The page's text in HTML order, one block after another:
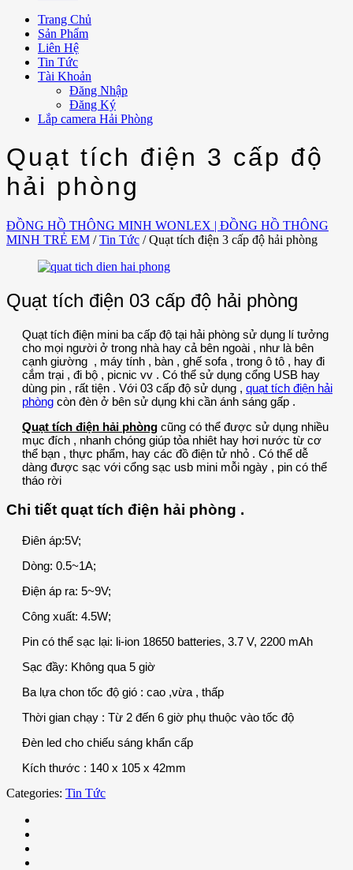
Trang Chủ
Sản Phẩm
Liên Hệ
Tin Tức
Tài Khoản
Đăng Nhập
Đăng Ký
Lắp camera Hải Phòng
Quạt tích điện 3 cấp độ
hải phòng
ĐỒNG HỒ THÔNG MINH WONLEX | ĐỒNG HỒ THÔNG
MINH TRẺ EM / Tin Tức / Quạt tích điện 3 cấp độ hải phòng
Quạt tích điện 03 cấp độ hải phòng
Quạt tích điện mini ba cấp độ tại hải phòng sử dụng lí tưởng
cho mọi người ở trong nhà hay cả bên ngoài , như là bên
cạnh giường , máy tính , bàn , ghế sofa , trong ô tô , hay đi
cắm trại , đi bộ , picnic vv . Có thể sử dụng cổng USB hay
dùng pin , rất tiện . Với 03 cấp độ sử dụng , quạt tích điện hải
phòng còn đèn ở bên sử dụng khi cần ánh sáng gấp .
Quạt tích điện hải phòng cũng có thể được sử dụng nhiều
mục đích , nhanh chóng giúp tỏa nhiêt hay hơi nước từ cơ
thể bạn , thực phẩm, hay các đồ điện tử nhỏ . Có thể dễ
dàng được sạc với cổng sạc usb mini mỗi ngày , pin có thể
tháo rời
Chi tiết quạt tích điện hải phòng .
Điên áp:5V;
Dòng: 0.5~1A;
Điện áp ra: 5~9V;
Công xuất: 4.5W;
Pin có thể sạc lại: li-ion 18650 batteries, 3.7 V, 2200 mAh
Sạc đầy: Không qua 5 giờ
Ba lựa chon tốc độ gió : cao ,vừa , thấp
Thời gian chạy : Từ 2 đến 6 giờ phụ thuộc vào tốc độ
Đèn led cho chiếu sáng khẩn cấp
Kích thước : 140 x 105 x 42mm
Categories: Tin Tức